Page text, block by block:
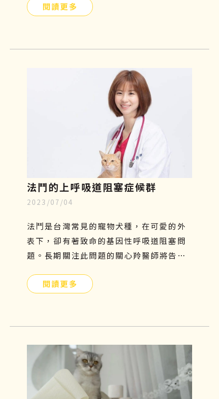
提前提前瞭解貓腎病症狀、原因、飲食及
閱讀更多
法鬥的上呼吸道阻塞症候群
2023/07/04
法鬥是台灣常見的寵物犬種，在可愛的外
表下，卻有著致命的基因性呼吸道阻塞問
題。長期關注此問題的關心羚醫師將告訴
閱讀更多